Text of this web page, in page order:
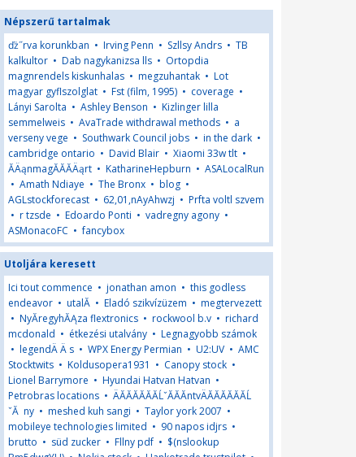
Népszerű tartalmak
ďż˝rva korunkban • Irving Penn • Szllsy Andrs • TB
kalkultor • Dab nagykanizsa lls • Ortopdia
magnrendels kiskunhalas • megzuhantak • Lot
magyar gyflszolglat • Fst (film, 1995) • coverage •
Lányi Sarolta • Ashley Benson • Kizlinger lilla
semmelweis • AvaTrade withdrawal methods • a
verseny vege • Southwark Council jobs • in the dark •
cambridge ontario • David Blair • Xiaomi 33w tlt •
ĂÄąnmagĂĂĂÄąrt • KatharineHepburn • ASALocalRun
• Amath Ndiaye • The Bronx • blog •
AGLstockforecast • 62,01,nAyAhwzj • Prfta voltl szvem
• r tzsde • Edoardo Ponti • vadregny agony •
ASMonacoFC •fancybox
Utoljára keresett
Ici tout commence • jonathan amon • this godless
endeavor • utalĂ • Eladó szikvízüzem • megtervezett
• NyĂ­regyhĂĄza flextronics • rockwool b.v • richard
mcdonald • étkezési utalvány • Legnagyobb számok
• legendÄ Ä s • WPX Energy Permian • U2:UV • AMC
Stocktwits • Koldusopera1931 • Canopy stock •
Lionel Barrymore • Hyundai Hatvan Hatvan •
Petrobras locations • ÄĂĂĂĂĂĂĹˇĂĂĂntvÄĂĂĂĂĂĂĹ
ˇĂ ny • meshed kuh sangi • Taylor york 2007 •
mobileye technologies limited • 90 napos idjrs •
brutto • süd zucker • Fllny pdf • $(nslookup